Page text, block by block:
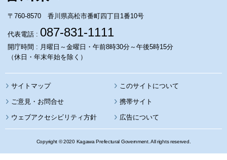
〒760-8570 香川県高松市番町四丁目1番10号
代表電話 : 087-831-1111
開庁時間 : 月曜日～金曜日・午前8時30分～午後5時15分
（休日・年末年始を除く）
サイトマップ このサイトについて
携帯サイト
ウェブアクセシビリティ方針 広告について
Copyright © 2020 Kagawa Prefectural Government. All rights reserved.